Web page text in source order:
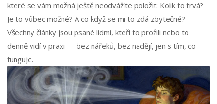
které se vám možná ještě neodvážíte položit: Kolik to trvá?
Je to vůbec možné? A co když se mi to zdá zbytečné?
Všechny články jsou psané lidmi, kteří to prožili nebo to
denně vidí v praxi — bez nářeků, bez nadějí, jen s tím, co
funguje.